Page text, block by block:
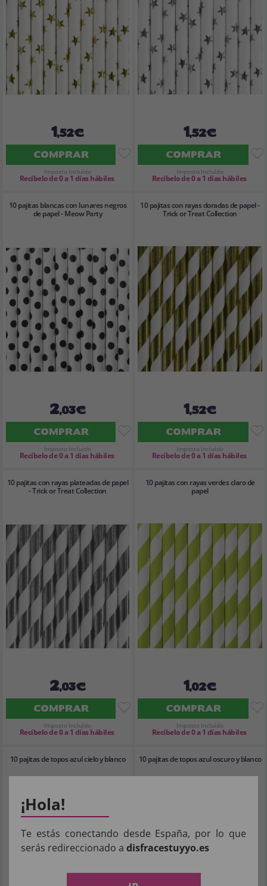
1,52€
COMPRAR
Imposto Incluído
Recíbelo de 0 a 1 días hábiles
1,52€
COMPRAR
Imposto Incluído
Recíbelo de 0 a 1 días hábiles
10 pajitas blancas con lunares negros
de papel - Meow Party
2,03€
COMPRAR
Imposto Incluído
Recíbelo de 0 a 1 días hábiles
10 pajitas con rayas doradas de papel -
Trick or Treat Collection
1,52€
COMPRAR
Imposto Incluído
Recíbelo de 0 a 1 días hábiles
10 pajitas con rayas plateadas de papel
- Trick or Treat Collection
2,03€
COMPRAR
Imposto Incluído
Recíbelo de 0 a 1 días hábiles
10 pajitas con rayas verdes claro de
papel
1,02€
COMPRAR
Imposto Incluído
Recíbelo de 0 a 1 días hábiles
10 pajitas de topos azul cielo y blanco 10 pajitas de topos azul oscuro y blanco
¡Hola!
Te estás conectando desde España, por lo que
serás redireccionado a disfracestuyyo.es